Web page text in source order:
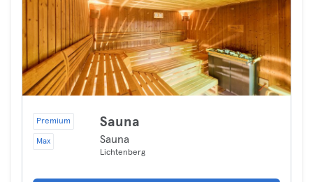
Premium
Max
Sauna
Sauna
Lichtenberg